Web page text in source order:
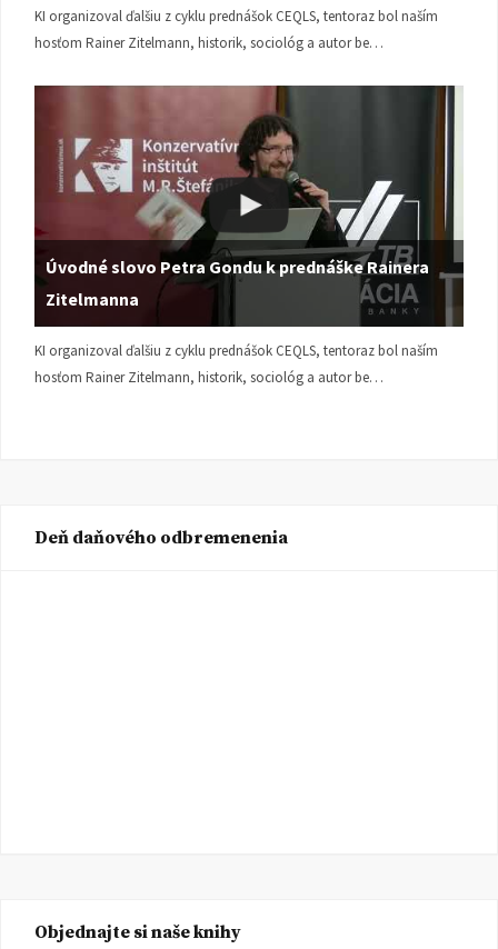
KI organizoval ďalšiu z cyklu prednášok CEQLS, tentoraz bol naším
hosťom Rainer Zitelmann, historik, sociológ a autor be…
Úvodné slovo Petra Gondu k prednáške Rainera
Zitelmanna
KI organizoval ďalšiu z cyklu prednášok CEQLS, tentoraz bol naším
hosťom Rainer Zitelmann, historik, sociológ a autor be…
Deň daňového odbremenenia
Objednajte si naše knihy